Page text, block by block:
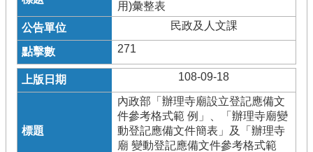
用)彙整表
民政及人文課
271
108-09-18
內政部「辦理寺廟設立登記應備文
件參考格式範 例」、「辦理寺廟變
動登記應備文件簡表」及「辦理寺
廟 變動登記應備文件參考格式範